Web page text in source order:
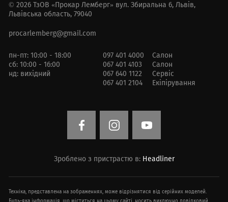
© 2026 ТзОВ «Прокар Лемберг» вул. Збиральна 6, Львів,
Львівська область, 79040
procarlemberg@gmail.com
пн-пт: 10:00 - 18:00
сб: 10:00 - 16:00
нд: вихідний
097 401 4000
Салон
067 401 4103
Салон
067 640 1122
Сервіс
067 401 2104
Екіпірування
Зроблено з пристрастю в: Headliner
Техніка, представлена ​​на зображеннях, може відрізнятися від серійних моделей.